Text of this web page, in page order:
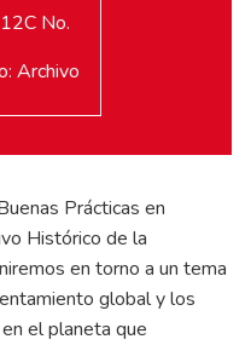
No.
Archivo
Prácticas en
Histórico de la
en torno a un tema
global y los
el planeta que